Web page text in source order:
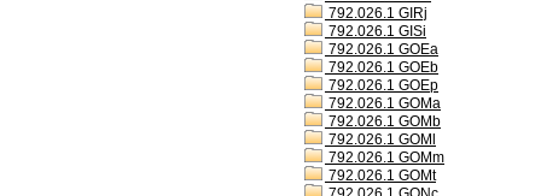
792.026.1 GIRj
792.026.1 GISi
792.026.1 GOEa
792.026.1 GOEb
792.026.1 GOEp
792.026.1 GOMa
792.026.1 GOMb
792.026.1 GOMl
792.026.1 GOMm
792.026.1 GOMt